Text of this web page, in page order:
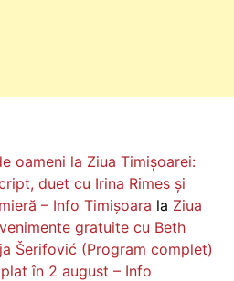
oameni la Ziua Timișoarei:
duet cu Irina Rimes și
– Info Timișoara la Ziua
gratuite cu Beth
Šerifović (Program complet)
în 2 august – Info